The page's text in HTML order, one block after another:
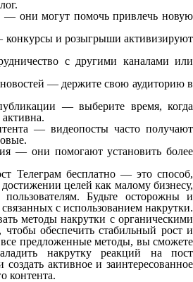
— они могут помочь привлечь новую
конкурсы и розыгрыши активизируют
с другими каналами или
— держите свою аудиторию в
— выберите время, когда
— видеопосты часто получают
— они помогают установить более
Телеграм бесплатно — это способ,
целей как малому бизнесу,
Будьте осторожны и
с использованием накрутки.
методы накрутки с органическими
обеспечить стабильный рост и
предложенные методы, вы сможете
накрутку реакций на пост
активное и заинтересованное
контента.